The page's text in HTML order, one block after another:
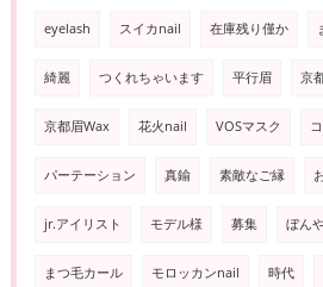
eyelash スイカnail 在庫残り僅か
綺麗 つくれちゃいます 平行眉 京
京都眉Wax 花火nail VOSマスク
パーテーション 真鍮 素敵なご縁
jr.アイリスト モデル様 募集 ぼん
まつ毛カール モロッカンnail 時代